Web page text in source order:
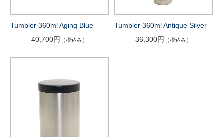
Tumbler 360ml Aging Blue
40,700円
（税込み）
Tumbler 360ml Antique Silver
36,300円
（税込み）